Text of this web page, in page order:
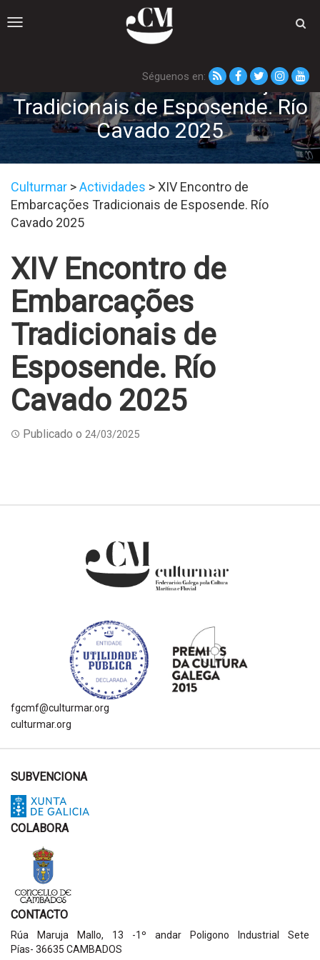
Toggle
Séguenos en:
XIV Encontro de Embarcações
Tradicionais de Esposende. Río
Cavado 2025
Culturmar >Actividades >XIV Encontro de
Embarcações Tradicionais de Esposende. Río
Cavado 2025
XIV Encontro de
Embarcações
Tradicionais de
Esposende. Río
Cavado 2025
Publicado o 24/03/2025
fgcmf@culturmar.org
culturmar.org
SUBVENCIONA
COLABORA
CONTACTO
Rúa Maruja Mallo, 13 -1º andar Poligono Industrial Sete
Pías- 36635 CAMBADOS